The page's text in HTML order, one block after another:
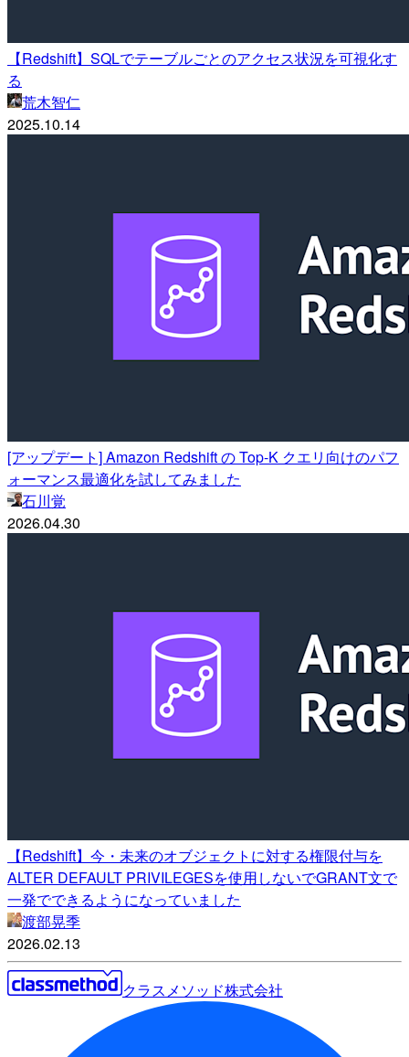
【Redshift】SQLでテーブルごとのアクセス状況を可視化す
る
荒木智仁
2025.10.14
[アップデート] Amazon Redshift の Top-K クエリ向けのパフ
ォーマンス最適化を試してみました
石川覚
2026.04.30
【Redshift】今・未来のオブジェクトに対する権限付与を
ALTER DEFAULT PRIVILEGESを使用しないでGRANT文で
一発でできるようになっていました
渡部晃季
2026.02.13
クラスメソッド株式会社